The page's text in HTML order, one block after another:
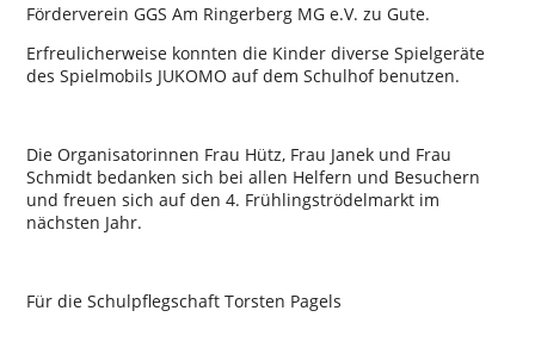
Förderverein GGS Am Ringerberg MG e.V. zu Gute.
Erfreulicherweise konnten die Kinder diverse Spielgeräte
des Spielmobils JUKOMO auf dem Schulhof benutzen.
Die Organisatorinnen Frau Hütz, Frau Janek und Frau
Schmidt bedanken sich bei allen Helfern und Besuchern
und freuen sich auf den 4. Frühlingströdelmarkt im
nächsten Jahr.
Für die Schulpflegschaft Torsten Pagels